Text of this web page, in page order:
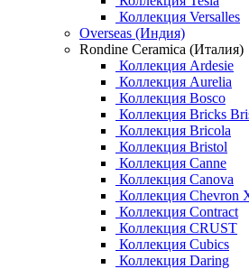
Коллекция Versalles
Overseas (Индия)
Rondine Ceramica (Италия)
Коллекция Ardesie
Коллекция Aurelia
Коллекция Bosco
Коллекция Bricks
Коллекция Bricola
Коллекция Bristol
Коллекция Canne
Коллекция Canova
Коллекция Chevron
Коллекция Contract
Коллекция CRUST
Коллекция Cubics
Коллекция Daring